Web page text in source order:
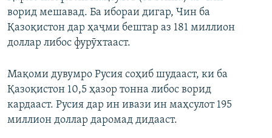
ворид мешавад. Ба ибораи дигар, Чин ба
Қазоқистон дар ҳаҷми бештар аз 181 миллион
доллар либос фурӯхтааст.
Мақоми дувумро Русия соҳиб шудааст, ки ба
Қазоқистон 10,5 ҳазор тонна либос ворид
кардааст. Русия дар ин ивази ин маҳсулот 195
миллион доллар даромад дидааст.